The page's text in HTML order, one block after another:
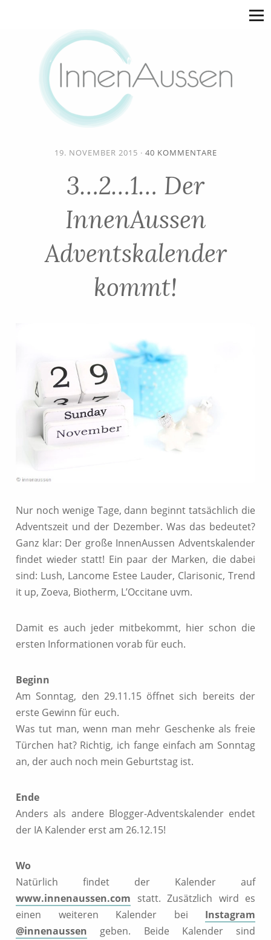
19. NOVEMBER 2015 · 40 KOMMENTARE
3…2…1… Der
InnenAussen
Adventskalender
kommt!
Nur noch wenige Tage, dann beginnt tatsächlich die
Adventszeit und der Dezember. Was das bedeutet?
Ganz klar: Der große InnenAussen Adventskalender
findet wieder statt! Ein paar der Marken, die dabei
sind: Lush, Lancome Estee Lauder, Clarisonic, Trend
it up, Zoeva, Biotherm, L’Occitane uvm.
Damit es auch jeder mitbekommt, hier schon die
ersten Informationen vorab für euch.
Beginn
Am Sonntag, den 29.11.15 öffnet sich bereits der
erste Gewinn für euch.
Was tut man, wenn man mehr Geschenke als freie
Türchen hat? Richtig, ich fange einfach am Sonntag
an, der auch noch mein Geburtstag ist.
Ende
Anders als andere Blogger-Adventskalender endet
der IA Kalender erst am 26.12.15!
Wo
Natürlich findet der Kalender auf
www.innenaussen.com statt. Zusätzlich wird es
einen weiteren Kalender bei Instagram
@innenaussen geben. Beide Kalender sind